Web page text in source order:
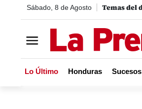
Sábado, 8 de Agosto
Lo Último Honduras Sucesos